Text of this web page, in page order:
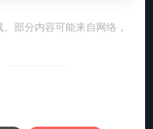
部分内容可能来自网络，